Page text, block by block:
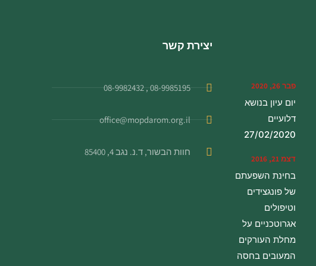
פבר 26, 2020
יום עיון בנושא
דלועיים
27/02/2020
דצמ 21, 2016
בחינת השפעתם
של פונגצידים
וטיפולים
אגרוטכניים על
מחלת העורקים
המעובים בחסה
יצירת קשר
08-9985195 , 08-9982432
office@mopdarom.org.il
חוות הבשור, ד.נ. נגב 4, 85400